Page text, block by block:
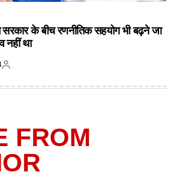
सरकार के बीच रणनीतिक सहयोग भी बढ़ने जा
नहीं था
Posted
FROM